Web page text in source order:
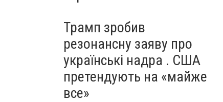
Трамп зробив
резонансну заяву про
українські надра . США
претендують на «майже
все»